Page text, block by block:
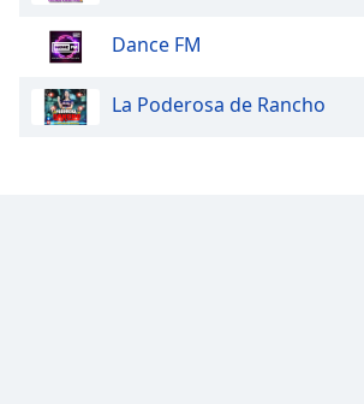
Dance FM
La Poderosa de Rancho